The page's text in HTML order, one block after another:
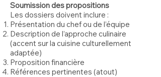
Soumission des propositions
Les dossiers doivent inclure :
Présentation du chef ou de l’équipe
Description de l’approche culinaire
(accent sur la cuisine culturellement
adaptée)
Proposition financière
Références pertinentes (atout)